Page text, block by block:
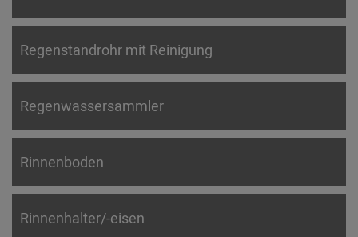
Regenstandrohr mit Reinigung
Regenwassersammler
Rinnenboden
Rinnenhalter/-eisen